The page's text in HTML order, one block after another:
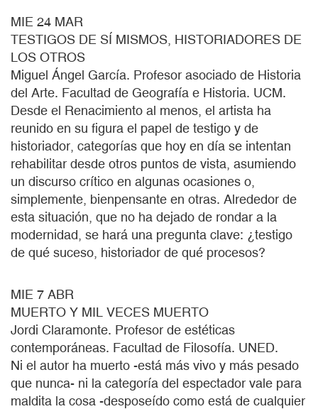
MIE 24 MAR
TESTIGOS DE SÍ MISMOS, HISTORIADORES DE
LOS OTROS
Miguel Ángel García. Profesor asociado de Historia
del Arte. Facultad de Geografía e Historia. UCM.
Desde el Renacimiento al menos, el artista ha
reunido en su figura el papel de testigo y de
historiador, categorías que hoy en día se intentan
rehabilitar desde otros puntos de vista, asumiendo
un discurso crítico en algunas ocasiones o,
simplemente, bienpensante en otras. Alrededor de
esta situación, que no ha dejado de rondar a la
modernidad, se hará una pregunta clave: ¿testigo
de qué suceso, historiador de qué procesos?
MIE 7 ABR
MUERTO Y MIL VECES MUERTO
Jordi Claramonte. Profesor de estéticas
contemporáneas. Facultad de Filosofía. UNED.
Ni el autor ha muerto -está más vivo y más pesado
que nunca- ni la categoría del espectador vale para
maldita la cosa -desposeído como está de cualquier